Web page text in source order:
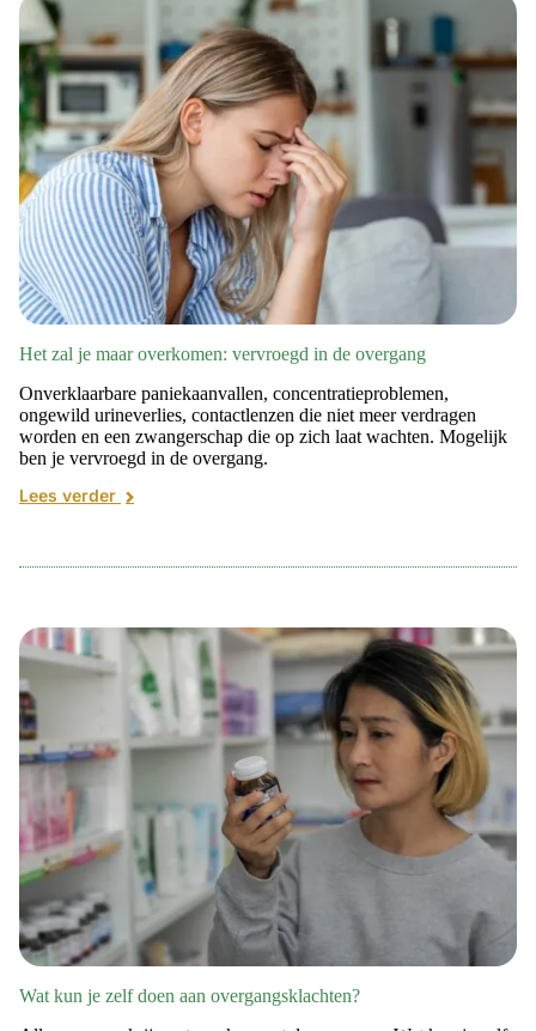
Het zal je maar overkomen: vervroegd in de overgang
Onverklaarbare paniekaanvallen, concentratieproblemen,
ongewild urineverlies, contactlenzen die niet meer verdragen
worden en een zwangerschap die op zich laat wachten. Mogelijk
ben je vervroegd in de overgang.
Lees verder
Wat kun je zelf doen aan overgangsklachten?